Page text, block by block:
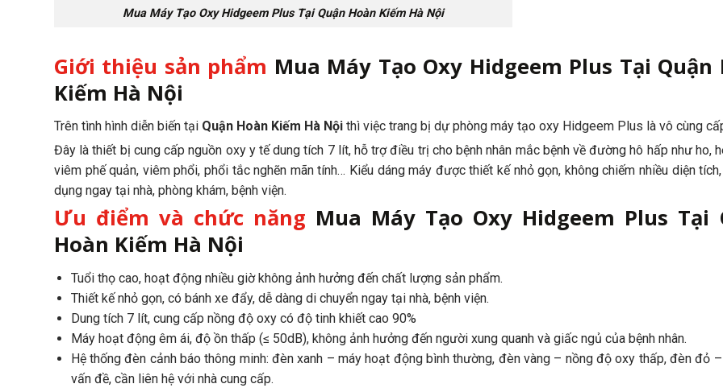
Mua Máy Tạo Oxy Hidgeem Plus Tại Quận Hoàn Kiếm Hà Nội
Giới thiệu sản phẩm Mua Máy Tạo Oxy Hidgeem Plus Tại Quận
Kiếm Hà Nội
Trên tình hình diễn biến tại Quận Hoàn Kiếm Hà Nội thì việc trang bị dự phòng máy tạo oxy Hidgeem Plus là vô cùng
Đây là thiết bị cung cấp nguồn oxy y tế dung tích 7 lít, hỗ trợ điều trị cho bệnh nhân mắc bệnh về đường hô hấp như ho,
viêm phế quản, viêm phổi, phổi tắc nghẽn mãn tính… Kiểu dáng máy được thiết kế nhỏ gọn, không chiếm nhiều diện
dụng ngay tại nhà, phòng khám, bệnh viện.
Ưu điểm và chức năng Mua Máy Tạo Oxy Hidgeem Plus Tại
Hoàn Kiếm Hà Nội
Tuổi thọ cao, hoạt động nhiều giờ không ảnh hưởng đến chất lượng sản phẩm.
Thiết kế nhỏ gọn, có bánh xe đẩy, dễ dàng di chuyển ngay tại nhà, bệnh viện.
Dung tích 7 lít, cung cấp nồng độ oxy có độ tinh khiết cao 90%
Máy hoạt động êm ái, độ ồn thấp (≤ 50dB), không ảnh hưởng đến người xung quanh và giấc ngủ của bệnh nhân.
Hệ thống đèn cảnh báo thông minh: đèn xanh – máy hoạt động bình thường, đèn vàng – nồng độ oxy thấp, đèn đỏ
vấn đề, cần liên hệ với nhà cung cấp.